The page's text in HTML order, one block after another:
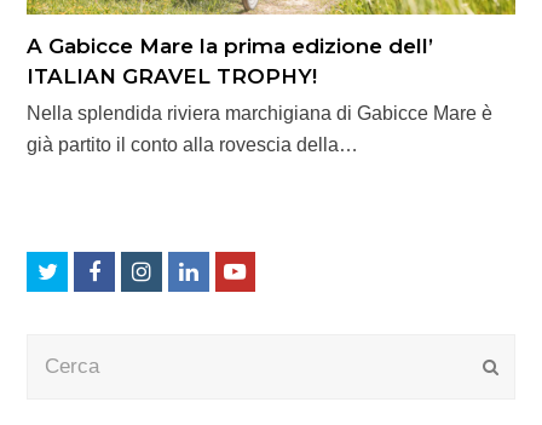
A Gabicce Mare la prima edizione dell’
ITALIAN GRAVEL TROPHY!
Nella splendida riviera marchigiana di Gabicce Mare è
già partito il conto alla rovescia della…
TwitterFacebookInstagram
LinkedInYoutube